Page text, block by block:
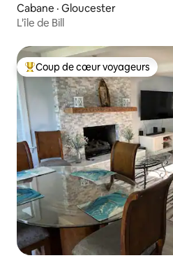
Cabane · Gloucester
L'île de Bill
Coup de cœur voyageurs parmi
Coup de cœur voyageurs